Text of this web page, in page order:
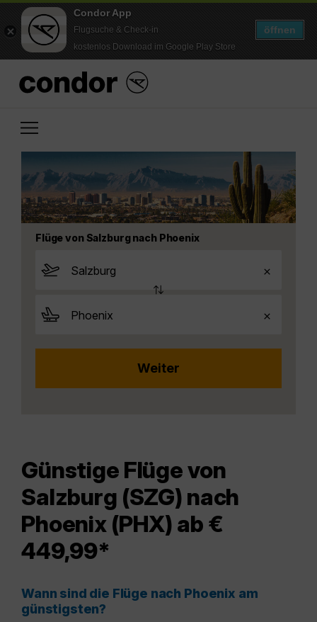
Condor App
Flugsuche & Check-in
kostenlos Download im Google Play Store
öffnen
Flüge von Salzburg nach Phoenix
Günstige Flüge von
Salzburg (SZG) nach
Phoenix (PHX) ab €
449,99*
Wann sind die Flüge nach Phoenix am
günstigsten?